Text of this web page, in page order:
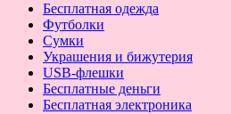
Бесплатная одежда
Футболки
Сумки
Украшения и бижутерия
USB-флешки
Бесплатные деньги
Бесплатная электроника